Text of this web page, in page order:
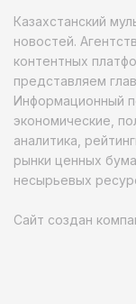
Казахстанский
новостей.
контентных
представляем
Информационный
экономические,
аналитика,
рынки ценных
несырьевых
Сайт создан